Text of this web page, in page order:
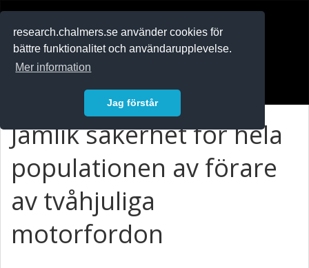
research.chalmers.se använder cookies för
bättre funktionalitet och användarupplevelse.
Mer information
Jag förstår
Jämlik säkerhet för hela
populationen av förare
av tvåhjuliga
motorfordon